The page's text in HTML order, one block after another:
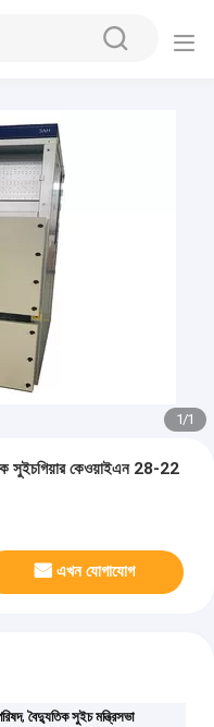
1/1
সুইচগিয়ার কেওয়াইএন 28-22
এখন যোগাযোগ
,বৈদ্যুতিক সুইচ মন্ত্রিসভা